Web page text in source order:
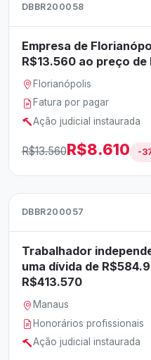
DBBR200058
Empresa de
R$13.560 ao preço de
Florianópolis
Fatura por pagar
Ação judicial instaurada
R$13.560R$8.610 -
DBBR200057
Trabalhador
uma dívida de
R$413.570
Manaus
Honorários profissionais
Ação judicial instaurada